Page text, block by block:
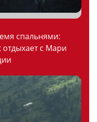
спальнями:
отдыхает с Мари